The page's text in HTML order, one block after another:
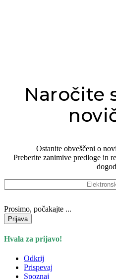
Naročite
Ostanite obveščeni o
Preberite zanimive predloge in
Prosimo, počakajte ...
Hvala za prijavo!
Odkrij
Prispevaj
Spoznaj